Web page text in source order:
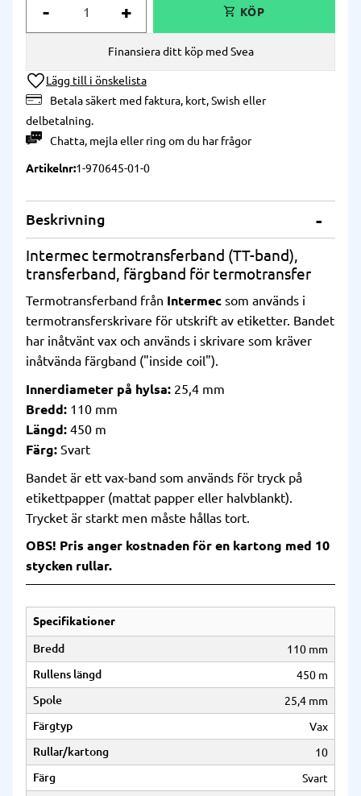
+
-
Lägg till i önskelista
Betala säkert med faktura, kort, Swish eller
delbetalning.
Chatta, mejlaellerring om du har frågor
Finansiera ditt köp med Svea
Artikelnr 1-970645-01-0
Beskrivning
Intermec termotransferband (TT-band),
transferband, färgband för termotransfer
Termotransferband från Intermec som används i
termotransferskrivare för utskrift av etiketter. Bandet
har inåtvänt vax och används i skrivare som kräver
inåtvända färgband ("inside coil").
Innerdiameter på hylsa: 25,4 mm
Bredd: 110 mm
Längd: 450 m
Färg: Svart
Bandet är ett vax-band som används för tryck på
etikettpapper (mattat papper eller halvblankt).
Trycket är starkt men måste hållas tort.
OBS! Pris anger kostnaden för en kartong med 10
stycken rullar.
Specifikationer
Bredd
110 mm
Rullens längd
450 m
Spole
25,4 mm
Färgtyp
Vax
Rullar/kartong
10
Färg
Svart